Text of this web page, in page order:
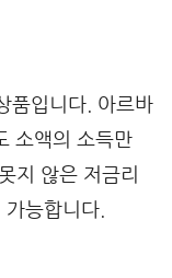
품입니다. 아르바
소액의 소득만
지 않은 저금리
능합니다.